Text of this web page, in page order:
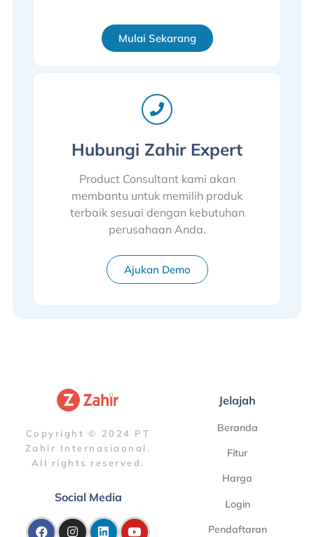
Mulai Sekarang
Hubungi Zahir Expert
Product Consultant kami akan
membantu untuk memilih produk
terbaik sesuai dengan kebutuhan
perusahaan Anda.
Ajukan Demo
Copyright © 2024 PT
Zahir Internasiaonal.
All rights reserved.
Social Media
Jelajah
Beranda
Fitur
Harga
Login
Pendaftaran